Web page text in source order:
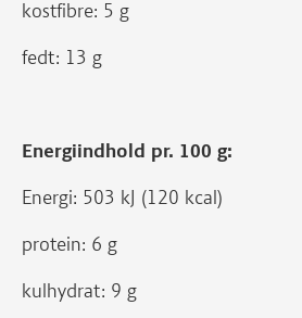
kostfibre: 5 g
fedt: 13 g
Energiindhold pr. 100 g:
Energi: 503 kJ (120 kcal)
protein: 6 g
kulhydrat: 9 g